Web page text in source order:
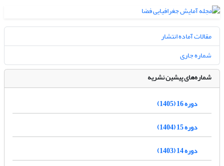
مقالات آماده انتشار
شماره جاری
شماره‌های پیشین نشریه
دوره 16 (1405)
دوره 15 (1404)
دوره 14 (1403)